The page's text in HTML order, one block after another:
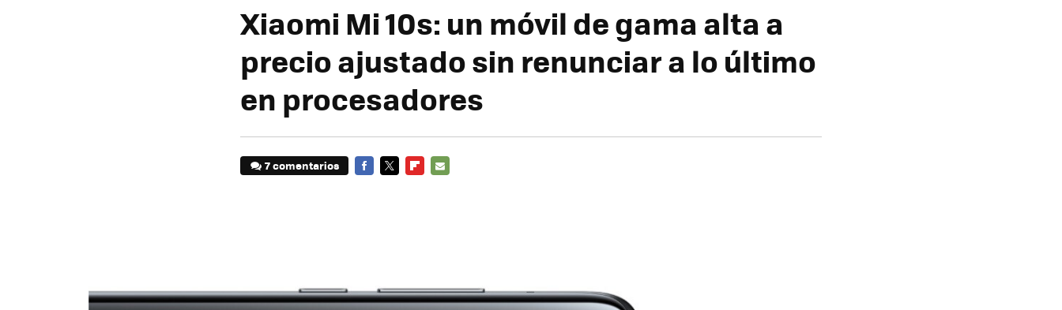
Xiaomi Mi 10s: un móvil de gama alta a
precio ajustado sin renunciar a lo último
en procesadores
7 comentarios